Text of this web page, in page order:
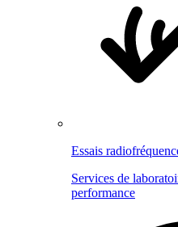
Essais
Services de
performance